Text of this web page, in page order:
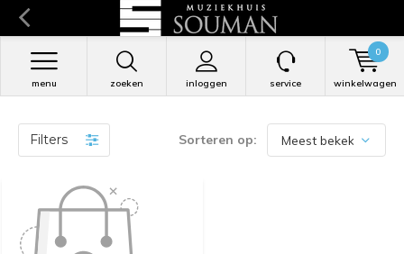
zoeken inloggen
menu service winkelwagen
0
Filters Sorteren op: